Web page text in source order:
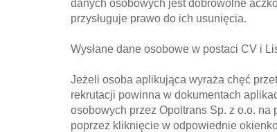
danych osobowych jest dobrowolne
przysługuje prawo do ich usunięcia.
Wysłane dane osobowe w postaci CV i
Jeżeli osoba aplikująca wyraża chęć
rekrutacji powinna w dokumentach
osobowych przez Opoltrans Sp. z o.o. na
poprzez kliknięcie w odpowiednie